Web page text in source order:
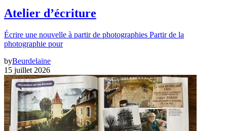
Atelier d’écriture
Écrire une nouvelle à partir de photographies Partir de la
photographie pour
byBeurdelaine
15 juillet 2026